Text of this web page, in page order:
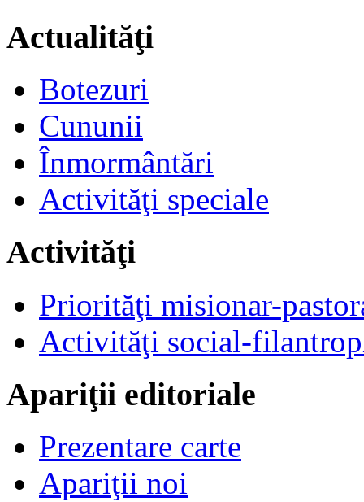
Actualităţi
Botezuri
Cununii
Înmormântări
Activităţi speciale
Activităţi
Priorităţi misionar-
Activităţi social-
Apariţii editoriale
Prezentare carte
Apariţii noi